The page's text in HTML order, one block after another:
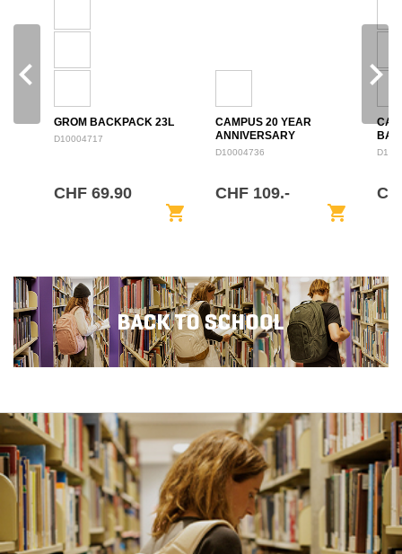
GROM BACKPACK 23L
D10004717
CHF 69.90
shopping_cart
CAMPUS 20 YEAR
ANNIVERSARY
BACKPACK 28L
D10004736
CHF 109.-
shopping_cart
navigate_before navigate_next